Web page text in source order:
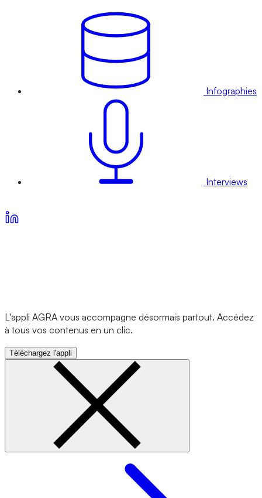
Infographies
Interviews
L'appli AGRA vous accompagne désormais partout. Accédez
à tous vos contenus en un clic.
Téléchargez l'appli